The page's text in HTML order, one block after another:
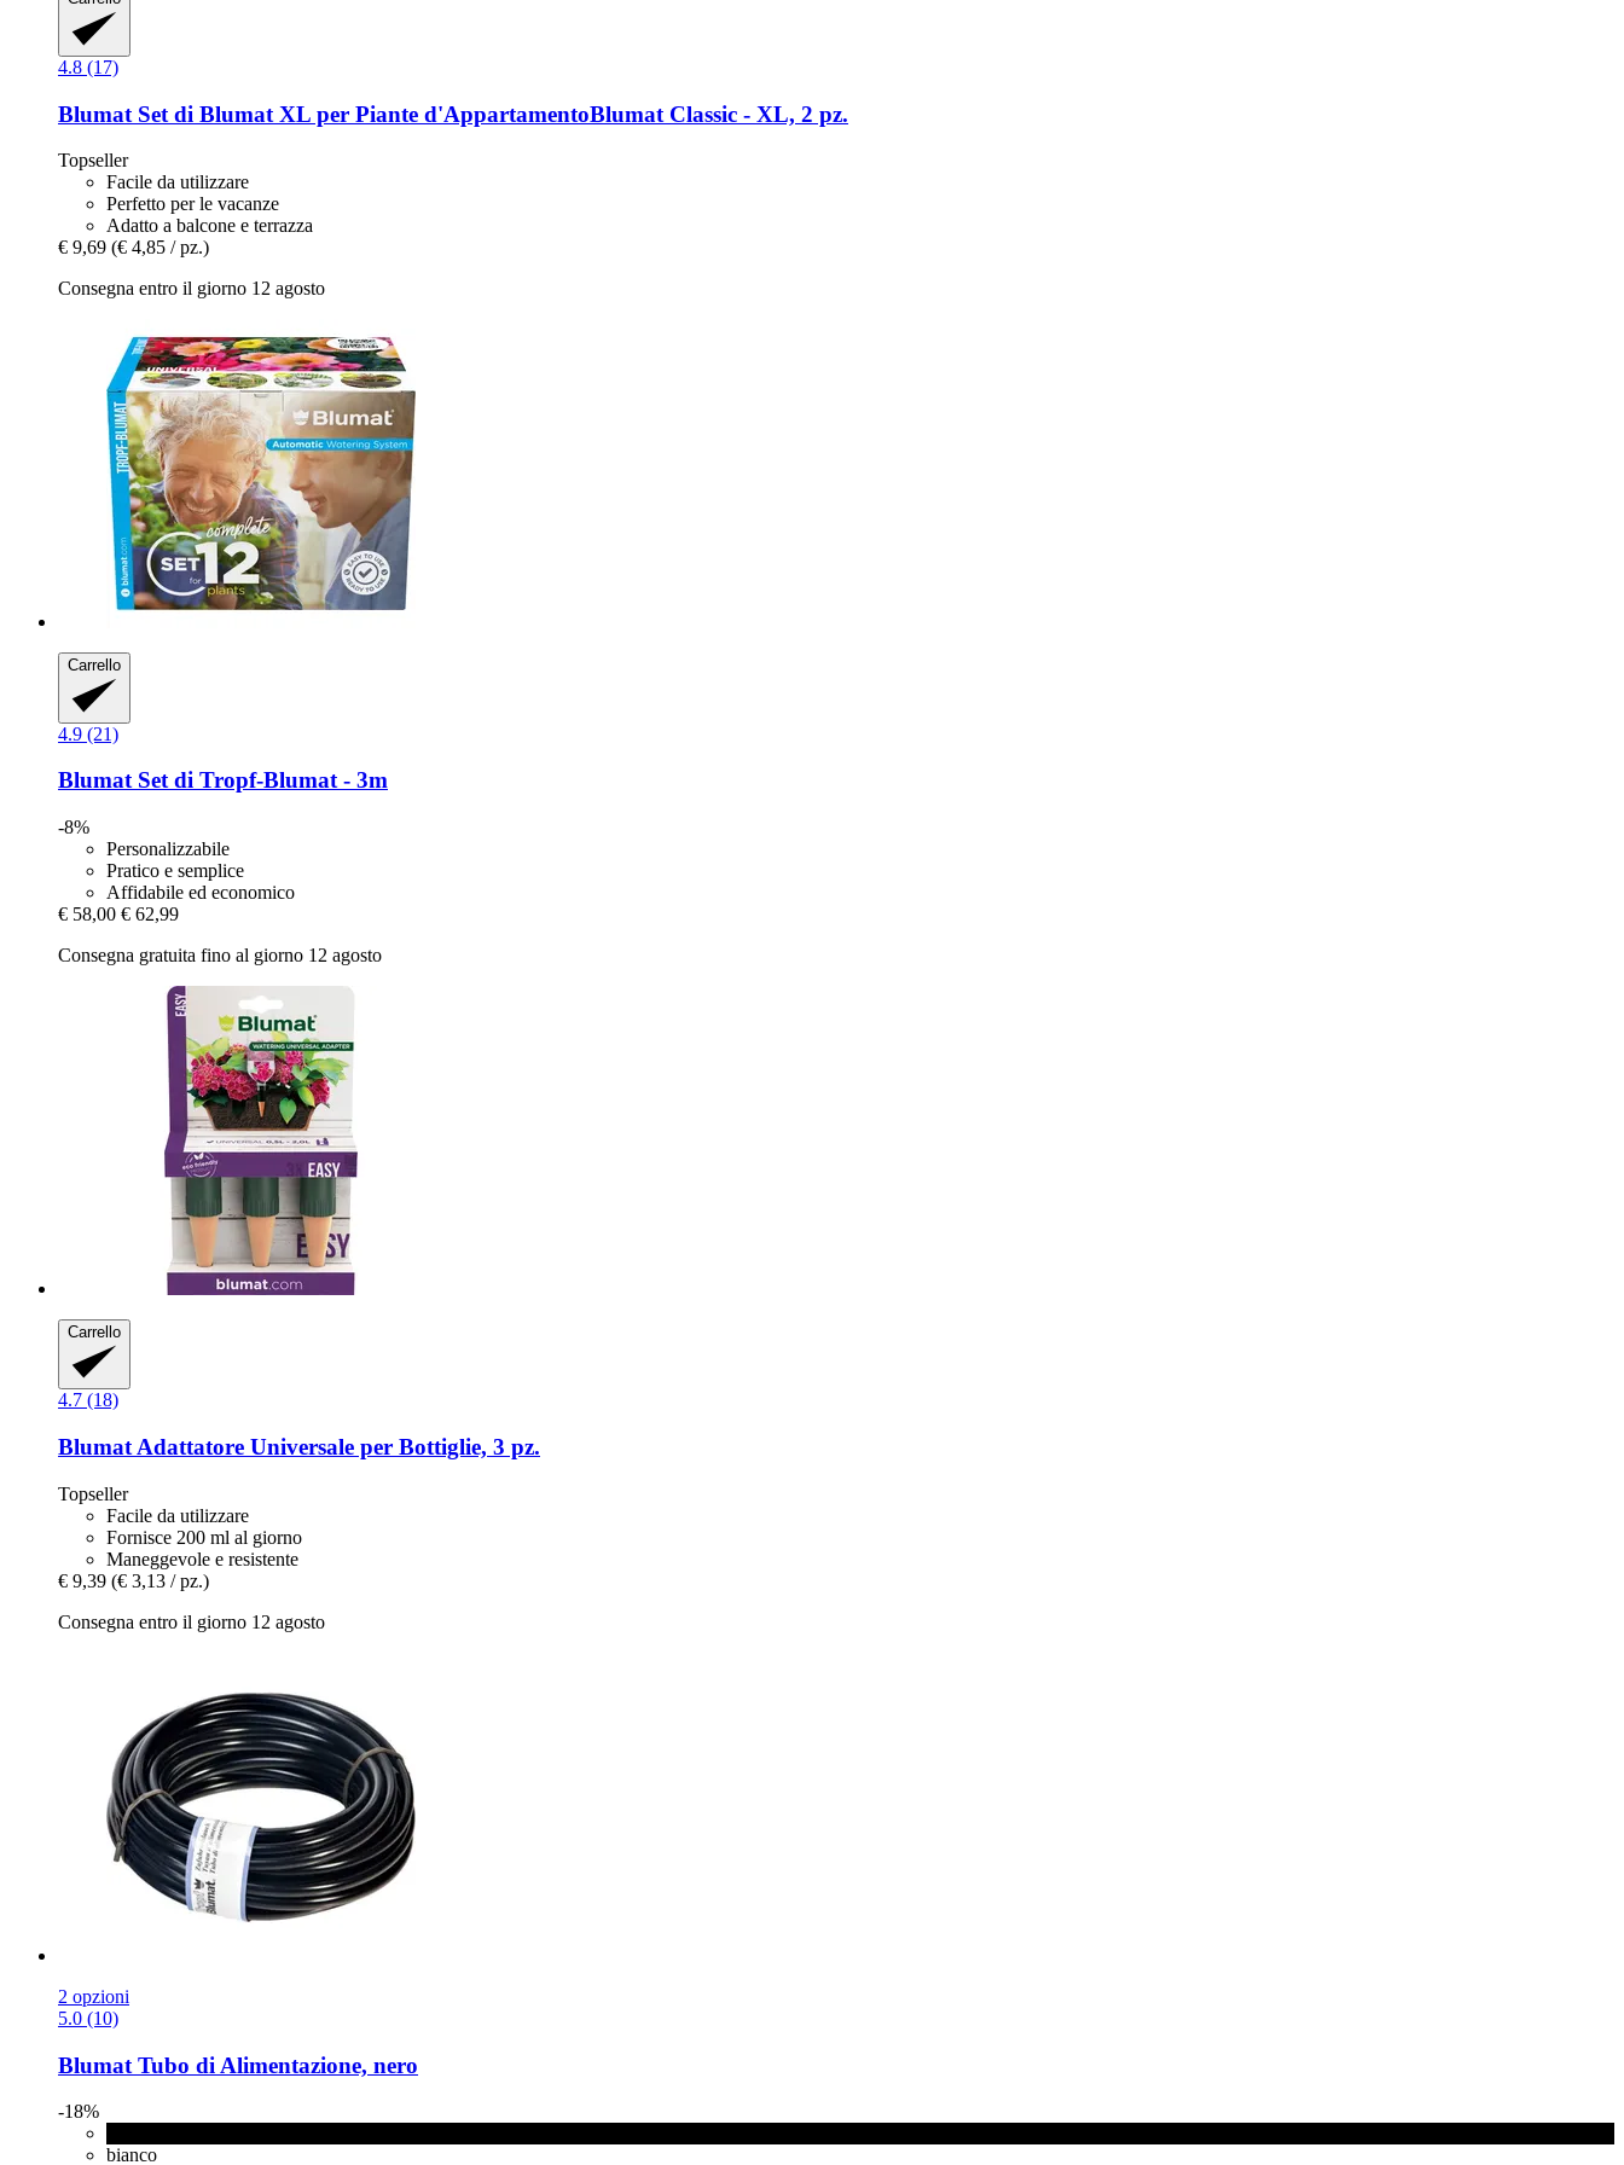
4.8 (17)
Blumat Set di Blumat XL per Piante d'AppartamentoBlumat Classic -​ XL, 2 pz.
Topseller
Facile da utilizzare
Perfetto per le vacanze
Adatto a balcone e terrazza
€ 9,69 (€ 4,85 / pz.)
Consegna entro il giorno 12 agosto
Carrello
4.9 (21)
BlumatSet di Tropf-​Blumat -​ 3m
-8%
Personalizzabile
Pratico e semplice
Affidabile ed economico
€ 58,00 € 62,99
Consegna gratuita fino al giorno 12 agosto
Carrello
4.7 (18)
Blumat Adattatore Universale per Bottiglie, 3 pz.
Topseller
Facile da utilizzare
Fornisce 200 ml al giorno
Maneggevole e resistente
€ 9,39 (€ 3,13 / pz.)
Consegna entro il giorno 12 agosto
2 opzioni
5.0 (10)
Blumat Tubo di Alimentazione, nero
-18%
bianco